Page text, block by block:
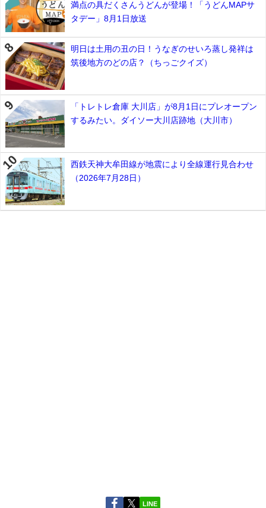
満点の具だくさんうどんが登場！「うどんMAPサ
タデー」8月1日放送
明日は土用の丑の日！うなぎのせいろ蒸し発祥は
筑後地方のどの店？（ちっごクイズ）
「トレトレ倉庫 大川店」が8月1日にプレオープン
するみたい。ダイソー大川店跡地（大川市）
西鉄天神大牟田線が地震により全線運行見合わせ
（2026年7月28日）
LINE